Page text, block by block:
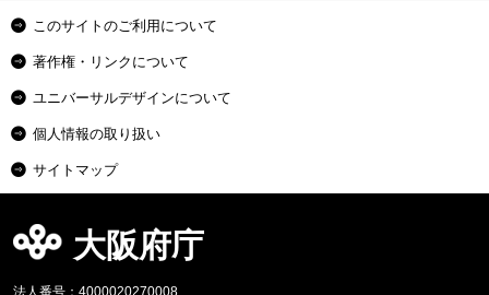
このサイトのご利用について
著作権・リンクについて
ユニバーサルデザインについて
個人情報の取り扱い
サイトマップ
大阪府庁
法人番号：4000020270008